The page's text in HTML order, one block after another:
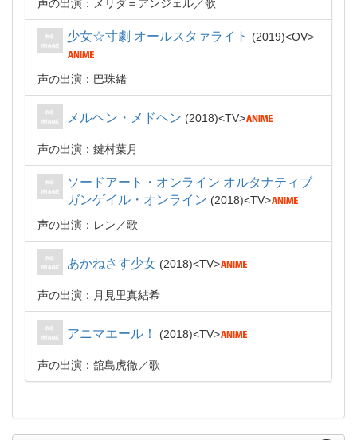
声の出演：メリダ＝アンジェル 歌
少女☆寸劇 オールスタァライト 2019 OV
声の出演：巴珠緒
メルヘン・メドヘン 2018 TV
声の出演：鍵村葉月
ソードアート・オンライン オルタナティブ
ガンゲイル・オンライン
2018
TV
声の出演：レン
歌
あかねさす少女 2018 TV
声の出演：月見里真結希
アニマエール！ 2018 TV
声の出演：舘島虎徹 歌